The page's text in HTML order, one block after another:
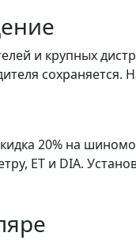
и крупных
20% на
ET и DIA.